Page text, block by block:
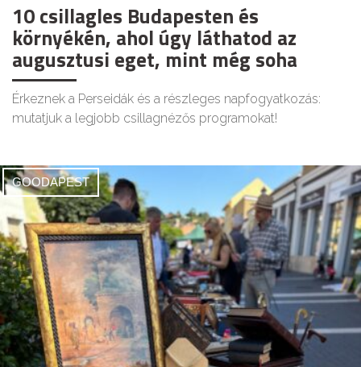
10 csillagles Budapesten és
környékén, ahol úgy láthatod az
augusztusi eget, mint még soha
Érkeznek a Perseidák és a részleges napfogyatkozás:
mutatjuk a legjobb csillagnézős programokat!
GOODAPEST